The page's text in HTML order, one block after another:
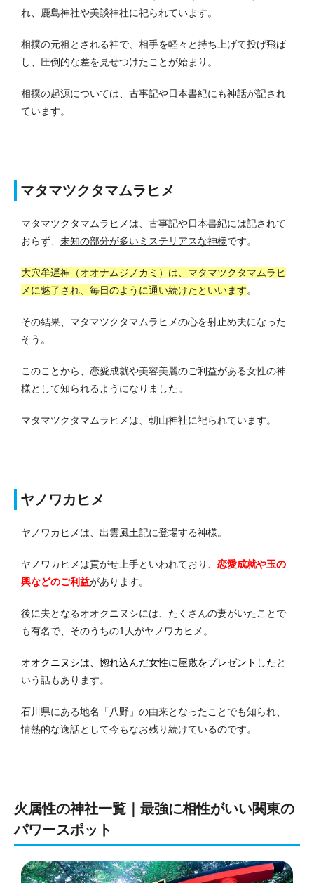
れ、鹿島神社や美談神社に祀られています。
相撲の元祖とされる神で、相手を軽々と持ち上げて投げ飛ば
し、圧倒的な差を見せつけたことが始まり。
相撲の起源については、古事記や日本書紀にも神話が記され
ています。
マタマツクタマムラヒメ
マタマツクタマムラヒメは、古事記や日本書紀には記されて
おらず、 未知の部分が多いミステリアスな神様です。
大穴牟遅神（オオナムジノカミ）は、マタマツクタマムラヒ
メに魅了され、毎日のように通い続けたといいます。
その結果、マタマツクタマムラヒメの心を射止め夫になった
そう。
このことから、恋愛成就や美容美麗のご利益がある女性の神
様として知られるようになりました。
マタマツクタマムラヒメは、朝山神社に祀られています。
ヤノワカヒメ
ヤノワカヒメは、 出雲風土記に登場する神様。
ヤノワカヒメは貢がせ上手といわれており、 恋愛成就や玉の
輿などのご利益があります。
後に夫となるオオクニヌシには、たくさんの妻がいたことで
も有名で、そのうちの1人がヤノワカヒメ。
オオクニヌシは、惚れ込んだ女性に屋敷をプレゼントしたと
いう話もあります。
石川県にある地名「八野」の由来となったことでも知られ、
情熱的な逸話として今もなお残り続けているのです。
火属性の神社一覧｜最強に相性がいい関東の
パワースポット